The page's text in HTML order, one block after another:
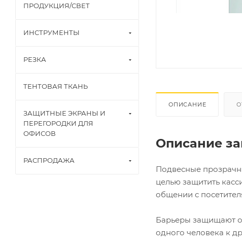
ОПИСАНИЕ
Описание
Подвесные
целью защитить
общении с
Барьеры защищают
одного человека к
ПРОДУКЦИЯ/СВЕТ
ИНСТРУМЕНТЫ
РЕЗКА
ТЕНТОВАЯ ТКАНЬ
ЗАЩИТНЫЕ ЭКРАНЫ И
ПЕРЕГОРОДКИ ДЛЯ
ОФИСОВ
РАСПРОДАЖА